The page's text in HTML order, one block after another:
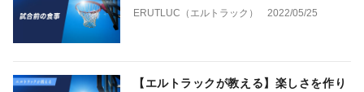
ERUTLUC（エルトラック） 2022/05/25
【エルトラックが教える】楽しさを作り